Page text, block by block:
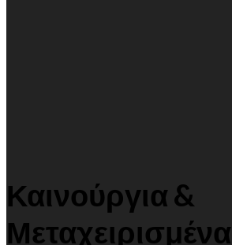
Καινούργια &
Μεταχειρισμένα